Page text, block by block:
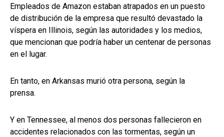
Empleados de Amazon estaban atrapados en un puesto
de distribución de la empresa que resultó devastado la
víspera en Illinois, según las autoridades y los medios,
que mencionan que podría haber un centenar de personas
en el lugar.
En tanto, en Arkansas murió otra persona, según la
prensa.
Y en Tennessee, al menos dos personas fallecieron en
accidentes relacionados con las tormentas, según un